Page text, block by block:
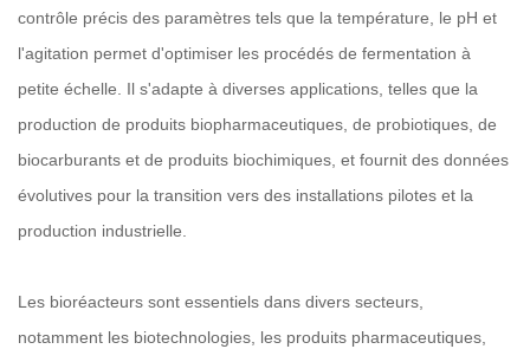
contrôle précis des paramètres tels que la température, le pH et
l'agitation permet d'optimiser les procédés de fermentation à
petite échelle. Il s'adapte à diverses applications, telles que la
production de produits biopharmaceutiques, de probiotiques, de
biocarburants et de produits biochimiques, et fournit des données
évolutives pour la transition vers des installations pilotes et la
production industrielle.
Les bioréacteurs sont essentiels dans divers secteurs,
notamment les biotechnologies, les produits pharmaceutiques,